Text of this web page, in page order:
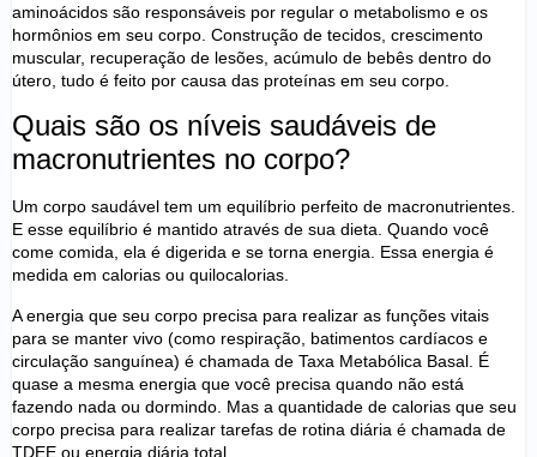
aminoácidos são responsáveis por regular o metabolismo e os
hormônios em seu corpo. Construção de tecidos, crescimento
muscular, recuperação de lesões, acúmulo de bebês dentro do
útero, tudo é feito por causa das proteínas em seu corpo.
Quais são os níveis saudáveis de
macronutrientes no corpo?
Um corpo saudável tem um equilíbrio perfeito de macronutrientes.
E esse equilíbrio é mantido através de sua dieta. Quando você
come comida, ela é digerida e se torna energia. Essa energia é
medida em calorias ou quilocalorias.
A energia que seu corpo precisa para realizar as funções vitais
para se manter vivo (como respiração, batimentos cardíacos e
circulação sanguínea) é chamada de Taxa Metabólica Basal. É
quase a mesma energia que você precisa quando não está
fazendo nada ou dormindo. Mas a quantidade de calorias que seu
corpo precisa para realizar tarefas de rotina diária é chamada de
TDEE ou energia diária total.